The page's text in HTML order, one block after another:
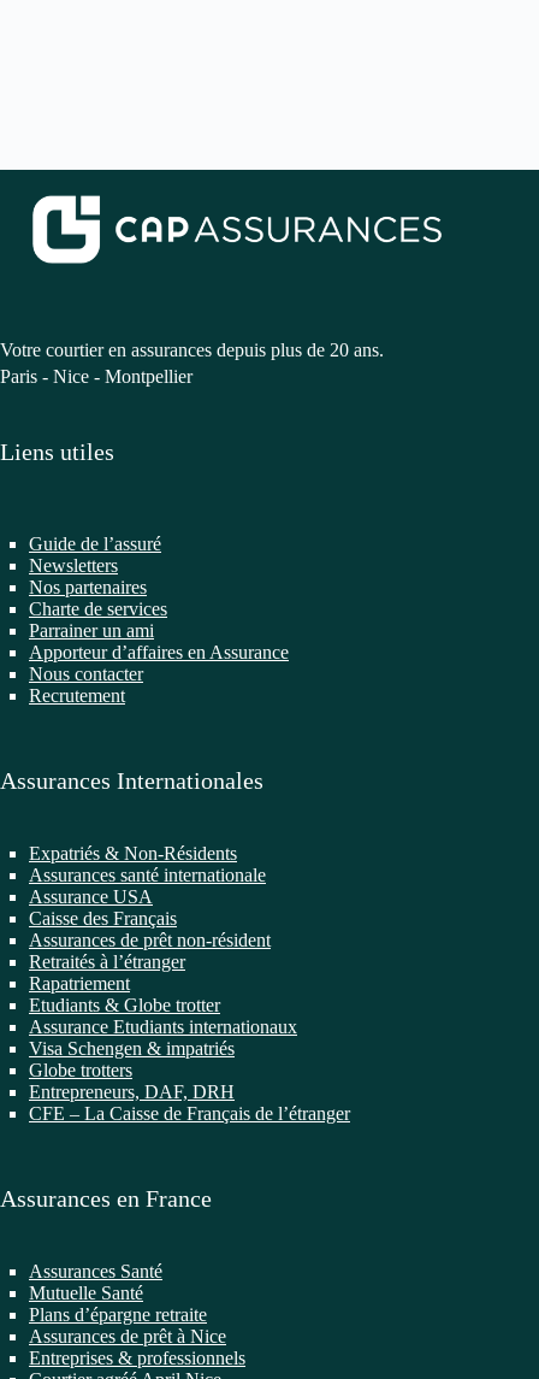
Votre courtier en assurances depuis plus de 20 ans.
Paris - Nice - Montpellier
Liens utiles
Guide de l’assuré
Newsletters
Nos partenaires
Charte de services
Parrainer un ami
Apporteur d’affaires en Assurance
Nous contacter
Recrutement
Assurances Internationales
Expatriés & Non-Résidents
Assurances santé internationale
Assurance USA
Caisse des Français
Assurances de prêt non-résident
Retraités à l’étranger
Rapatriement
Etudiants & Globe trotter
Assurance Etudiants internationaux
Visa Schengen & impatriés
Globe trotters
Entrepreneurs, DAF, DRH
CFE – La Caisse de Français de l’étranger
Assurances en France
Assurances Santé
Mutuelle Santé
Plans d’épargne retraite
Assurances de prêt à Nice
Entreprises & professionnels